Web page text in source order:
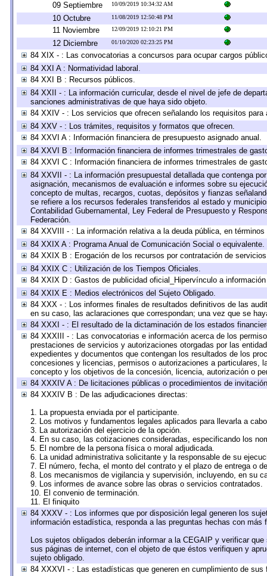
09 Septiembre 10/09/2019 10:34:32 AM
10 Octubre 11/08/2019 12:50:48 PM
11 Noviembre 12/09/2019 12:10:21 PM
12 Diciembre 01/10/2020 02:23:25 PM
84 XIX - : Las convocatorias a concursos para ocupar cargos
84 XXI A : Normatividad laboral.
84 XXI B : Recursos públicos.
84 XXII - : La información curricular, desde el nivel de jefe de
sanciones administrativas de que haya sido objeto.
84 XXIV - : Los servicios que ofrecen señalando los requisitos para
84 XXV - : Los trámites, requisitos y formatos que ofrecen.
84 XXVI A : Información financiera de presupuesto asignado anual.
84 XXVI B : Información financiera de informes trimestrales de
84 XXVI C : Información financiera de informes trimestrales de
84 XXVII - : La información presupuestal detallada que contenga
asignación, mecanismos de evaluación e informes sobre su
concepto de multas, recargos, cuotas, depósitos y fianzas
se refiere a los recursos federales transferidos al estado y
Contabilidad Gubernamental, Ley Federal de Presupuesto y
Federación.
84 XXVIII - : La información relativa a la deuda pública, en
84 XXIX A : Programa Anual de Comunicación Social o equivalente.
84 XXIX B : Erogación de los recursos por contratación de
84 XXIX C : Utilización de los Tiempos Oficiales.
84 XXIX D : Gastos de publicidad oficial_Hipervínculo a
84 XXIX E : Medios electrónicos del Sujeto Obligado.
84 XXX - : Los informes finales de resultados definitivos de las
en su caso, las aclaraciones que correspondan; una vez que se
84 XXXI - : El resultado de la dictaminación de los estados
84 XXXIII - : Las convocatorias e información acerca de los
prestaciones de servicios y autorizaciones otorgadas por las
expedientes y documentos que contengan los resultados de los
concesiones y licencias, permisos o autorizaciones a particulares,
concepto y los objetivos de la concesión, licencia, autorización o
84 XXXIV A : De licitaciones públicas o procedimientos de
84 XXXIV B : De las adjudicaciones directas:
1. La propuesta enviada por el participante.
2. Los motivos y fundamentos legales aplicados para llevarla a
3. La autorización del ejercicio de la opción.
4. En su caso, las cotizaciones consideradas, especificando los
5. El nombre de la persona física o moral adjudicada.
6. La unidad administrativa solicitante y la responsable de su
7. El número, fecha, el monto del contrato y el plazo de entrega o
8. Los mecanismos de vigilancia y supervisión, incluyendo, en su
9. Los informes de avance sobre las obras o servicios contratados.
10. El convenio de terminación.
11. El finiquito
84 XXXV - : Los informes que por disposición legal generen los
información estadística, responda a las preguntas hechas con más
Los sujetos obligados deberán informar a la CEGAIP y verificar
sus páginas de internet, con el objeto de que éstos verifiquen y
sujeto obligado.
84 XXXVI - : Las estadísticas que generen en cumplimiento de